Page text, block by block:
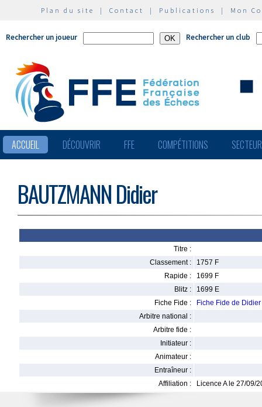
Plan du site | Contact | Publications | Mon
Rechercher un joueur Rechercher un club
ACCUEIL DÉCOUVRIR FFE COMPÉTITIONS
BAUTZMANN Didier
Titre :
Classement :
1757 F
Rapide :
1699 F
Blitz :
1699 E
Fiche Fide :
Fiche Fide de
Arbitre national :
Arbitre fide :
Initiateur :
Animateur :
Entraîneur :
Affiliation :
Licence A le 27/09/